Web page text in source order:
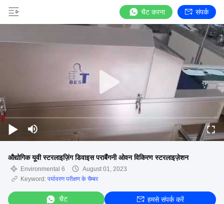
चैट करना संपर्क
औद्योगिक यूवी स्टरलाइज़िंग डिवाइस पराबैंगनी ओवन विकिरण स्टरलाइज़ेशन
Environmental 6
August 01, 2023
Keyword: पर्यावरण परीक्षण के चैम्बर
चैट हमसे संपर्क करें